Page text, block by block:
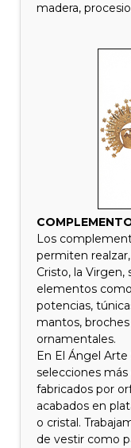
madera,
Los
permiten
Cristo, la Virgen,
elementos
potencias,
mantos,
ornamentales.
En El Ángel
selecciones
fabricados por
acabados en
o cristal.
de vestir como